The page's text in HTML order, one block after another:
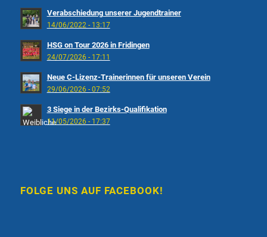
Verabschiedung unserer Jugendtrainer
14/06/2022 - 13:17
HSG on Tour 2026 in Fridingen
24/07/2026 - 17:11
Neue C-Lizenz-Trainerinnen für unseren Verein
29/06/2026 - 07:52
3 Siege in der Bezirks-Qualifikation
11/05/2026 - 17:37
FOLGE UNS AUF FACEBOOK!